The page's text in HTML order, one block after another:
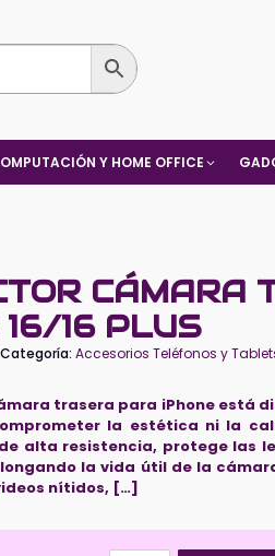
Y HOME OFFICE
CÁMARA
16/16 PLUS
Categoría:Accesorios Teléfonos y
trasera para iPhone está
la estética ni la
alta resistencia, protege las
la vida útil de la
nítidos, […]